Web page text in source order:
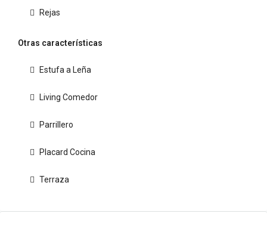
Rejas
Otras características
Estufa a Leña
Living Comedor
Parrillero
Placard Cocina
Terraza